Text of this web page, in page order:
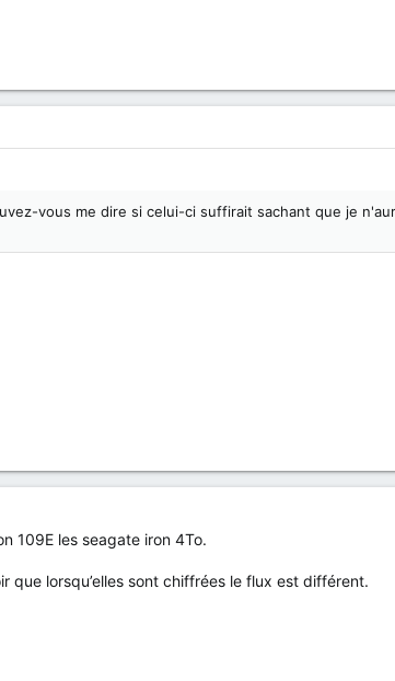
vous me dire si celui-ci suffirait sachant que je
109E les seagate iron 4To.
que lorsqu’elles sont chiffrées le flux est différent.